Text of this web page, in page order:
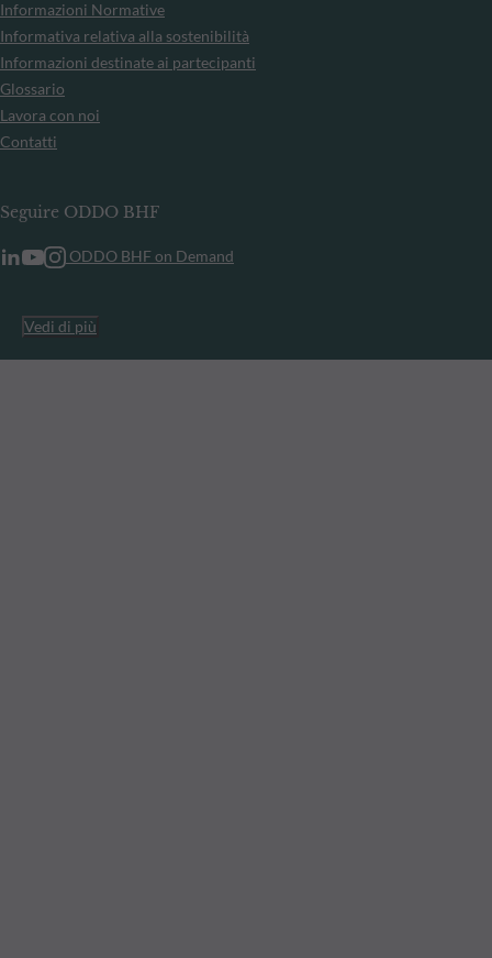
Informazioni Normative
Informativa relativa alla sostenibilità
Informazioni destinate ai partecipanti
Glossario
Lavora con noi
Contatti
Seguire ODDO BHF
ODDO BHF on Demand
Vedi di più